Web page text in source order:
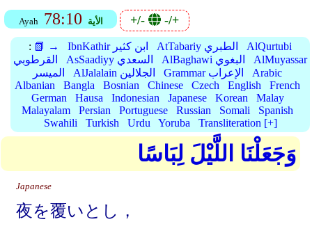
Ayah 78:10 الأية +/- -/+
: 📗 → IbnKathir ابن كثير AtTabariy الطبري
AlQurtubi
القرطوبي
AsSaadiyy السعدي AlBaghawi البغوي
AlMuyassar
الميسر
AlJalalain الجلالين Grammar الإعراب
Arabic
Albanian
Bangla Bosnian Chinese Czech English
French
German
Hausa Indonesian Japanese Korean
Malay
Malayalam
Persian Portuguese Russian Somali
Spanish
Swahili
Turkish Urdu Yoruba Transliteration [+]
وَجَعَلْنَا اللَّيْلَ لِبَاسًا
Japanese
夜を覆いとし，